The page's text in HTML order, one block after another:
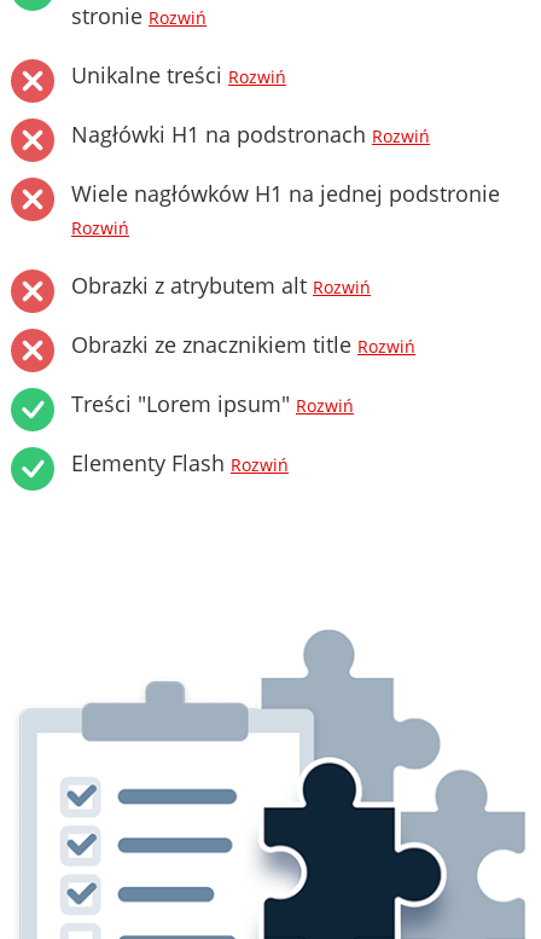
stronie Rozwiń
Unikalne treści Rozwiń
Nagłówki H1 na podstronach Rozwiń
Wiele nagłówków H1 na jednej podstronie
Rozwiń
Obrazki z atrybutem alt Rozwiń
Obrazki ze znacznikiem title Rozwiń
Treści "Lorem ipsum" Rozwiń
Elementy Flash Rozwiń